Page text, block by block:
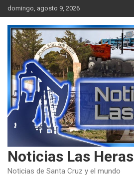
Skip
to
content
domingo, agosto 9, 2026
Noticias Las Heras
Noticias de Santa Cruz y el mundo